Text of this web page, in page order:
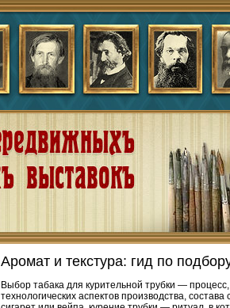
Аромат и текстура: гид по
Выбор табака для курительной трубки —
технологических аспектов производства,